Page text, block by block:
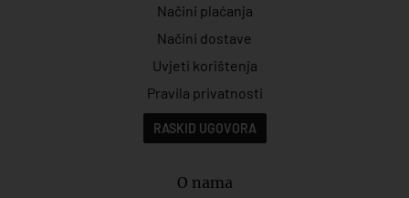
Načini plaćanja
Načini dostave
Uvjeti korištenja
Pravila privatnosti
RASKID UGOVORA
O nama